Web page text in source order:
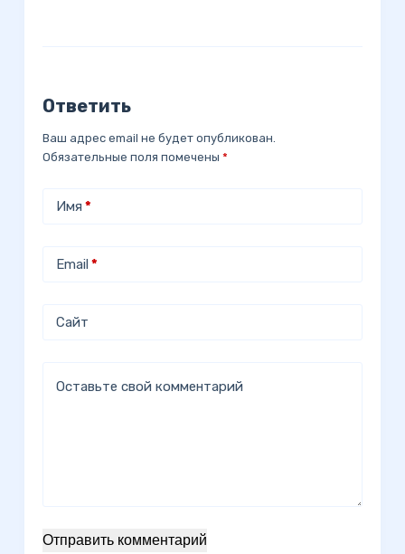
Ответить
Ваш адрес email не будет опубликован.
Обязательные поля помечены *
Имя *
Email *
Сайт
Оставьте свой комментарий
Отправить комментарий